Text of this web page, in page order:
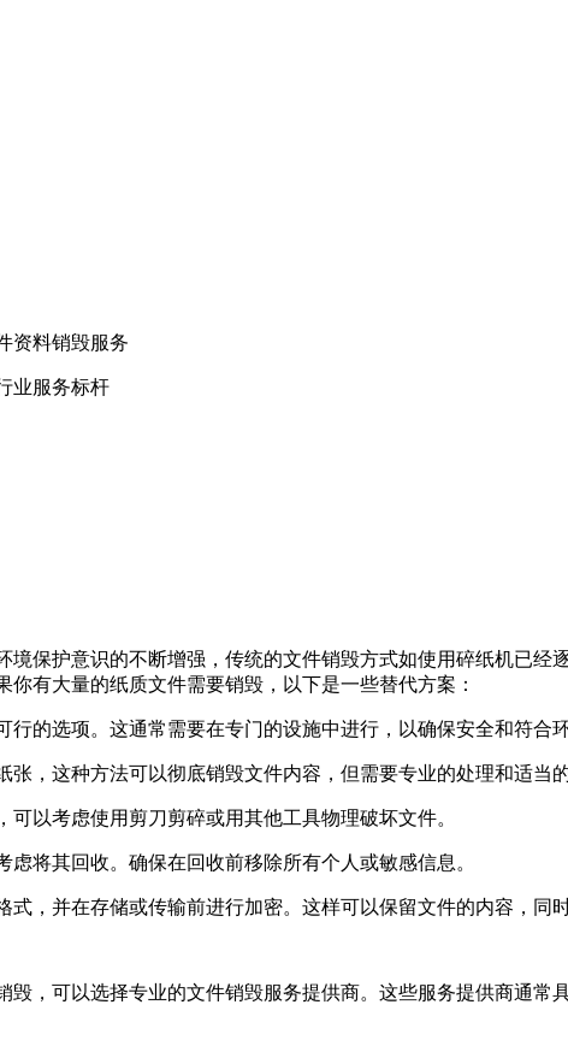
资料销毁服务
业服务标杆
境保护意识的不断增强，传统的文件销毁方式如使用碎纸机已
有大量的纸质文件需要销毁，以下是一些替代方案：
的选项。这通常需要在专门的设施中进行，以确保安全和符合环
，这种方法可以彻底销毁文件内容，但需要专业的处理和适当的
以考虑使用剪刀剪碎或用其他工具物理破坏文件。
将其回收。确保在回收前移除所有个人或敏感信息。
式，并在存储或传输前进行加密。这样可以保留文件的内容，同
毁，可以选择专业的文件销毁服务提供商。这些服务提供商通